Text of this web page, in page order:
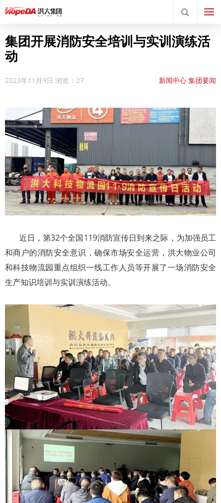
集团开展消防安全培训与实训演练活
动
2023年11月9日 浏览：27 新闻中心 集团要闻
近日，第32个全国119消防宣传日到来之际，为加强员工
和商户的消防安全意识，确保市场安全运营，洪大物业公司
和科技物流园重点组织一线工作人员等开展了一场消防安全
生产知识培训与实训演练活动。